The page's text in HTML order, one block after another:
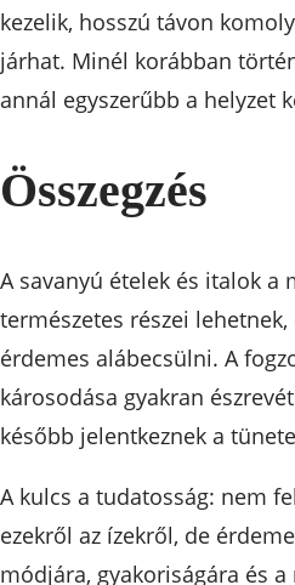
kezelik, hosszú távon
járhat. Minél korábban
annál egyszerűbb a helyzet
Összegzés
A savanyú ételek és italok a
természetes részei
érdemes alábecsülni. A
károsodása gyakran
később jelentkeznek a
A kulcs a tudatosság: nem
ezekről az ízekről, de
módjára, gyakoriságára és